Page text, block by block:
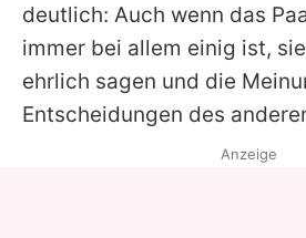
deutlich: Auch wenn das
immer bei allem einig ist,
ehrlich sagen und die
Entscheidungen des
Anzeige